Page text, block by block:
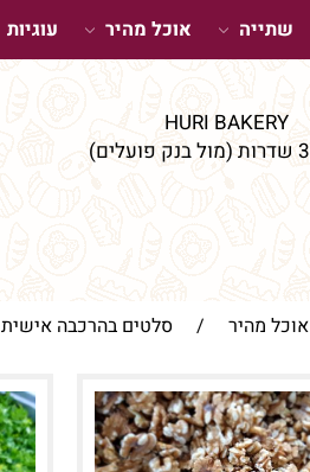
HURI BAKERY
שתייה אוכל מהיר עוגיות
אוכל מהיר / סלטים בהרכבה אישית